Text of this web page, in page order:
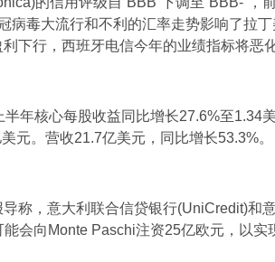
病毒大流行和不利的汇率走势影响了拉
下行，西班牙电信今年的业绩指标将恶
年核心每股收益同比增长27.6%至1.34
元。营收21.7亿美元，同比增长53.3%。
称，意大利联合信贷银行(UniCredit)和
会向Monte Paschi注资25亿欧元，以实